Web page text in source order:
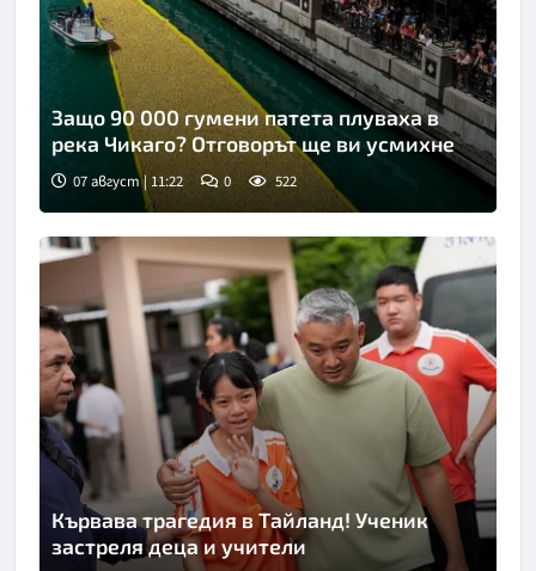
Защо 90 000 гумени патета плуваха в
река Чикаго? Отговорът ще ви усмихне
07 август | 11:22 0 522
Кървава трагедия в Тайланд! Ученик
застреля деца и учители